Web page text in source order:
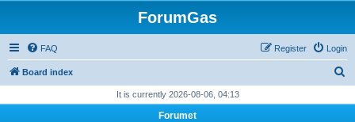
ForumGas
FAQ Login
Register
Board index
It is currently 2026-08-06, 04:13
Forumet